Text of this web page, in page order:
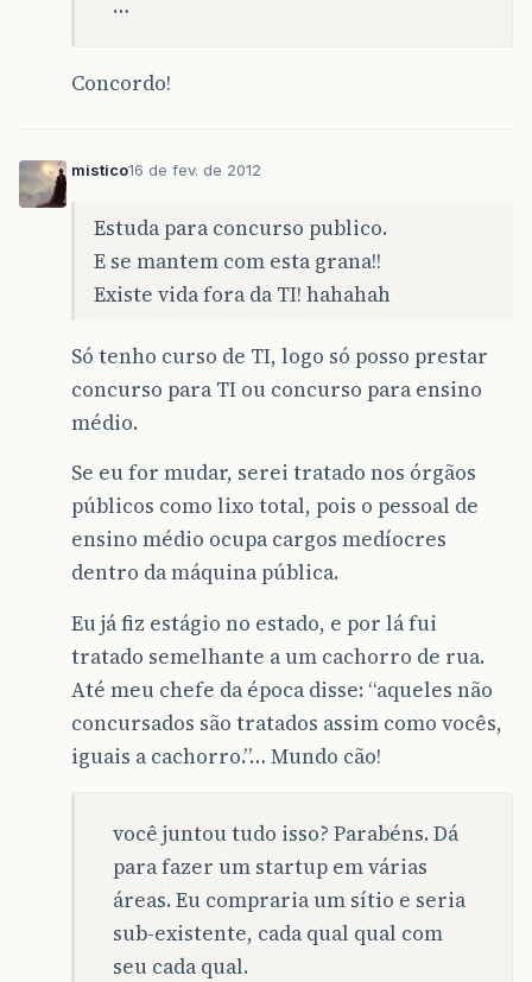
Concordo!
mistico16 de fev. de 2012
Estuda para concurso publico.
E se mantem com esta grana!!
Existe vida fora da TI! hahahah
Só tenho curso de TI, logo só posso prestar
concurso para TI ou concurso para ensino
médio.
Se eu for mudar, serei tratado nos órgãos
públicos como lixo total, pois o pessoal de
ensino médio ocupa cargos medíocres
dentro da máquina pública.
Eu já fiz estágio no estado, e por lá fui
tratado semelhante a um cachorro de rua.
Até meu chefe da época disse: “aqueles não
concursados são tratados assim como vocês,
iguais a cachorro.”… Mundo cão!
você juntou tudo isso? Parabéns. Dá
para fazer um startup em várias
áreas. Eu compraria um sítio e seria
sub-existente, cada qual qual com
seu cada qual.